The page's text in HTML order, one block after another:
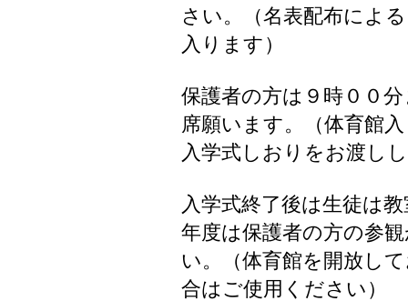
さい。（名表配布によ
入ります）
保護者の方は９時００
席願います。（体育館
入学式しおりをお渡し
入学式終了後は生徒は
年度は保護者の方の参
い。（体育館を開放し
合はご使用ください）